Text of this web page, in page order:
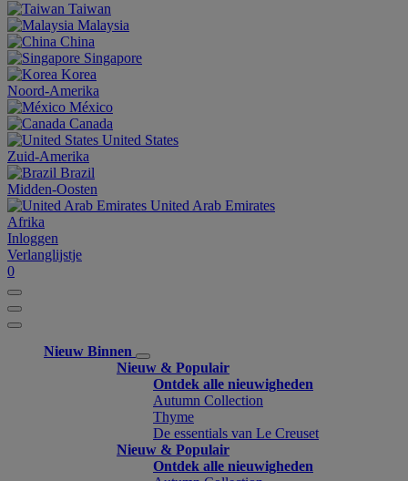
Taiwan
Malaysia
China
Singapore
Korea
Noord-Amerika
México
Canada
United States
Zuid-Amerika
Brazil
Midden-Oosten
United Arab Emirates
Afrika
Inloggen
Verlanglijstje
0
Nieuw Binnen
Nieuw & Populair
Ontdek alle nieuwigheden
Autumn Collection
Thyme
De essentials van Le Creuset
Nieuw & Populair
Ontdek alle nieuwigheden